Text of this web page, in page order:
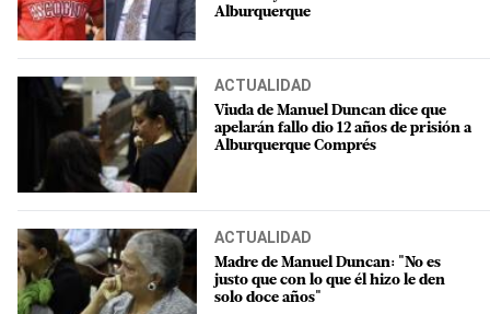
Alburquerque
ACTUALIDAD
Viuda de Manuel Duncan dice que
apelarán fallo dio 12 años de prisión a
Alburquerque Comprés
ACTUALIDAD
Madre de Manuel Duncan: "No es
justo que con lo que él hizo le den
solo doce años"